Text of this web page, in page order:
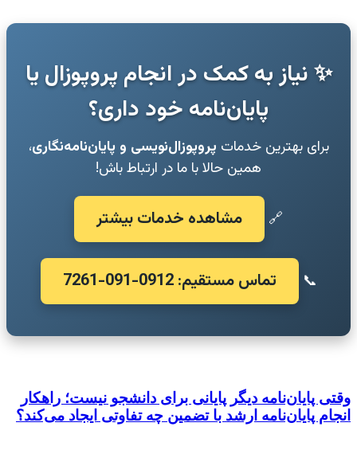
✨ نیاز به کمک در انجام پروپوزال یا
پایان‌نامه خود داری؟
برای بهترین خدمات پروپوزال‌نویسی و پایان‌نامه‌نگاری،
همین حالا با ما در ارتباط باش!
🔗 مشاهده خدمات بیشتر
📞 تماس مستقیم: 0912-091-7261
وقتی پایان‌نامه دیگر پایانی برای دانشجو نیست؛ راهکار
انجام پایان‌نامه ارشد با تضمین چه تفاوتی ایجاد می‌کند؟